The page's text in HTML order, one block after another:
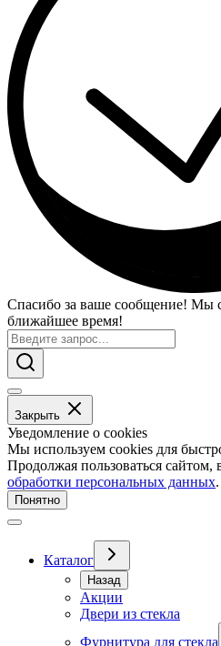
Спасибо за ваше сообщение! Мы
ближайшее время!
Закрыть
Уведомление о cookies
Мы используем cookies для
Продолжая пользоваться
обработки персональных данных.
Понятно
Каталог
Назад
Акции
Двери из стекла
Фурнитура для стекла